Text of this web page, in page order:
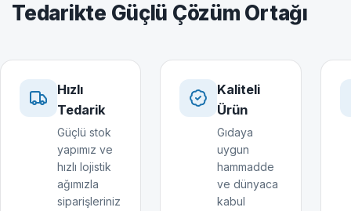
Tedarikte Güçlü Çözüm Ortağı
Hızlı
Tedarik
Güçlü stok
yapımız ve
hızlı lojistik
ağımızla
siparişleriniz
Kaliteli
Ürün
Gıdaya
uygun
hammadde
ve dünyaca
kabul